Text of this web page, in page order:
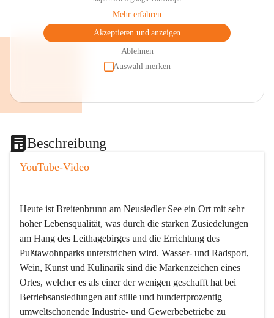
Mehr erfahren
Akzeptieren und anzeigen
Ablehnen
Auswahl merken
Beschreibung
YouTube-Video
Heute ist Breitenbrunn am Neusiedler See ein Ort mit sehr
hoher Lebensqualität, was durch die starken Zusiedelungen
am Hang des Leithagebirges und die Errichtung des
Pußtawohnparks unterstrichen wird. Wasser- und Radsport,
Wein, Kunst und Kulinarik sind die Markenzeichen eines
Ortes, welcher es als einer der wenigen geschafft hat bei
Betriebsansiedlungen auf stille und hundertprozentig
umweltschonende Industrie- und Gewerbebetriebe zu